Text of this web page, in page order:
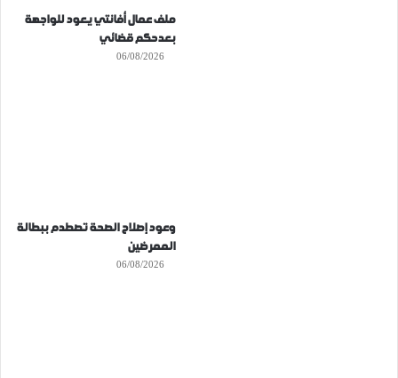
ملف عمال أفانتي يعود للواجهة
بعدحكم قضائي
06/08/2026
وعود إصلاح الصحة تصطدم ببطالة
الممرضين
06/08/2026